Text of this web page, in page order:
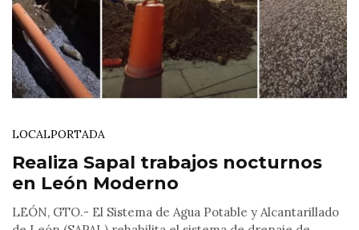
LOCALPORTADA
Realiza Sapal trabajos nocturnos
en León Moderno
LEÓN, GTO.- El Sistema de Agua Potable y Alcantarillado